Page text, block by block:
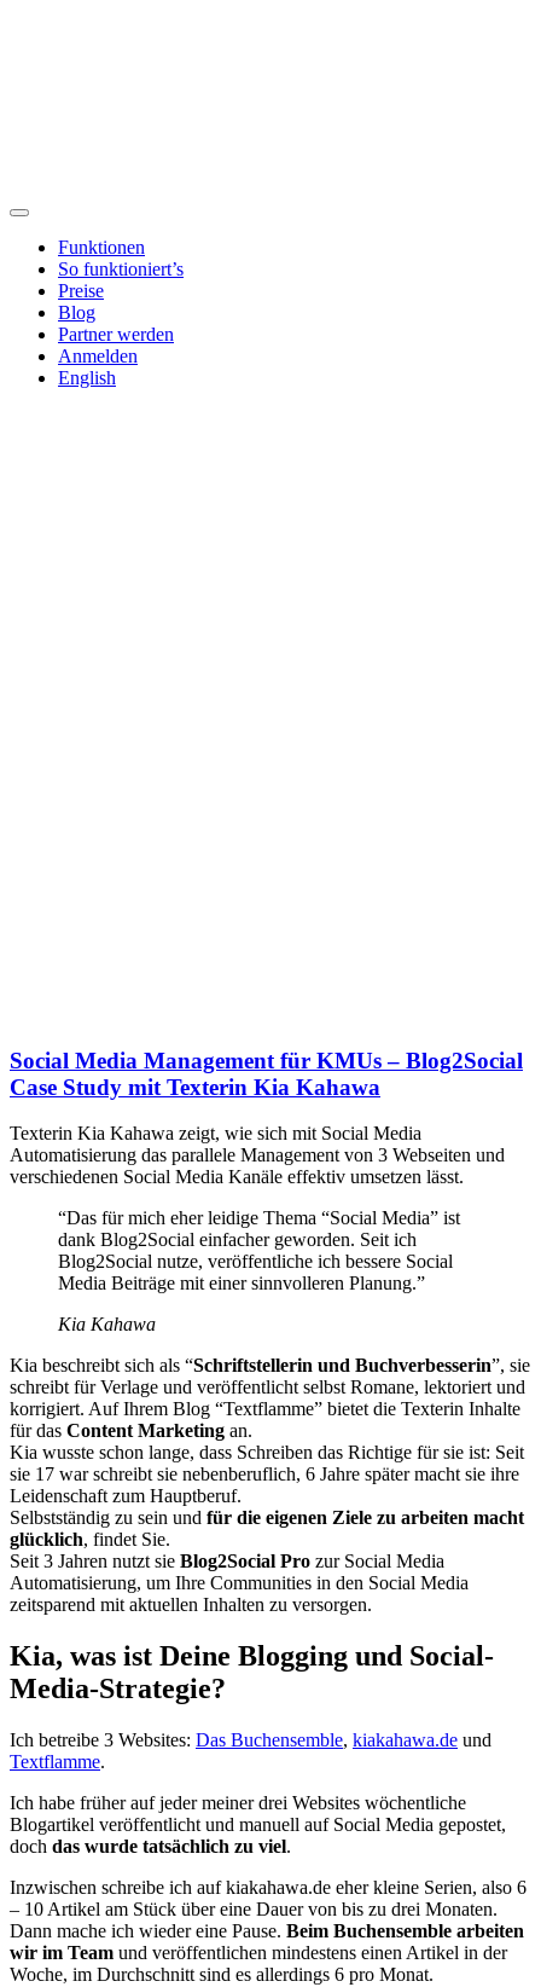
Funktionen
So funktioniert’s
Preise
Blog
Partner werden
Anmelden
English
Social Media Management für KMUs – Blog2Social
Case Study mit Texterin Kia Kahawa
Texterin Kia Kahawa zeigt, wie sich mit Social Media
Automatisierung das parallele Management von 3 Webseiten und
verschiedenen Social Media Kanäle effektiv umsetzen lässt.
“Das für mich eher leidige Thema “Social Media” ist
dank Blog2Social einfacher geworden. Seit ich
Blog2Social nutze, veröffentliche ich bessere Social
Media Beiträge mit einer sinnvolleren Planung.”
Kia Kahawa
Kia beschreibt sich als “Schriftstellerin und Buchverbesserin”, sie
schreibt für Verlage und veröffentlicht selbst Romane, lektoriert und
korrigiert. Auf Ihrem Blog “Textflamme” bietet die Texterin Inhalte
für das Content Marketing an.
Kia wusste schon lange, dass Schreiben das Richtige für sie ist: Seit
sie 17 war schreibt sie nebenberuflich, 6 Jahre später macht sie ihre
Leidenschaft zum Hauptberuf.
Selbstständig zu sein und für die eigenen Ziele zu arbeiten macht
glücklich, findet Sie.
Seit 3 Jahren nutzt sie Blog2Social Pro zur Social Media
Automatisierung, um Ihre Communities in den Social Media
zeitsparend mit aktuellen Inhalten zu versorgen.
Kia, was ist Deine Blogging und Social-
Media-Strategie?
Ich betreibe 3 Websites: Das Buchensemble, kiakahawa.de und
Textflamme.
Ich habe früher auf jeder meiner drei Websites wöchentliche
Blogartikel veröffentlicht und manuell auf Social Media gepostet,
doch das wurde tatsächlich zu viel.
Inzwischen schreibe ich auf kiakahawa.de eher kleine Serien, also 6
– 10 Artikel am Stück über eine Dauer von bis zu drei Monaten.
Dann mache ich wieder eine Pause. Beim Buchensemble arbeiten
wir im Team und veröffentlichen mindestens einen Artikel in der
Woche, im Durchschnitt sind es allerdings 6 pro Monat.